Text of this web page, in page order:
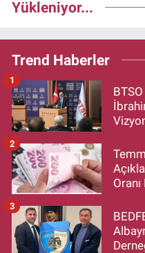
Yükleniyor...
Trend Haberler
1
2
3